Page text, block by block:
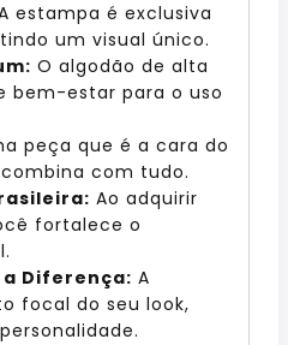
estampa é exclusiva
um visual único.
O algodão de alta
bem-estar para o uso
peça que é a cara do
com tudo.
Ao adquirir
fortalece o
a Diferença: A
focal do seu look,